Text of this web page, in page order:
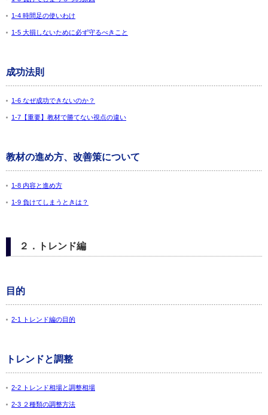
1-4 時間足の使いわけ
1-5 大損しないために必ず守るべきこと
成功法則
1-6 なぜ成功できないのか？
1-7【重要】教材で勝てない視点の違い
教材の進め方、改善策について
1-8 内容と進め方
1-9 負けてしまうときは？
２．トレンド編
目的
2-1 トレンド編の目的
トレンドと調整
2-2 トレンド相場と調整相場
2-3 ２種類の調整方法